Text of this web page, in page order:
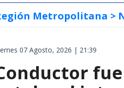
Metropolitana >
07 Agosto, 2026 | 21:39